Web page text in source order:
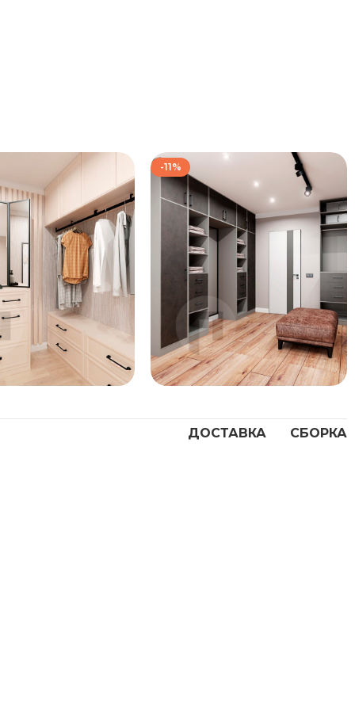
172 667₽
192 667₽
-11%
139 333
157 333
ДОСТАВКА СБОРКА